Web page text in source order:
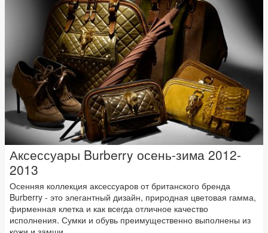
Аксессуары Burberry осень-зима 2012-
2013
Осенняя коллекция аксессуаров от британского бренда
Burberry - это элегантный дизайн, природная цветовая гамма,
фирменная клетка и как всегда отличное качество
исполнения. Сумки и обувь преимущественно выполнены из